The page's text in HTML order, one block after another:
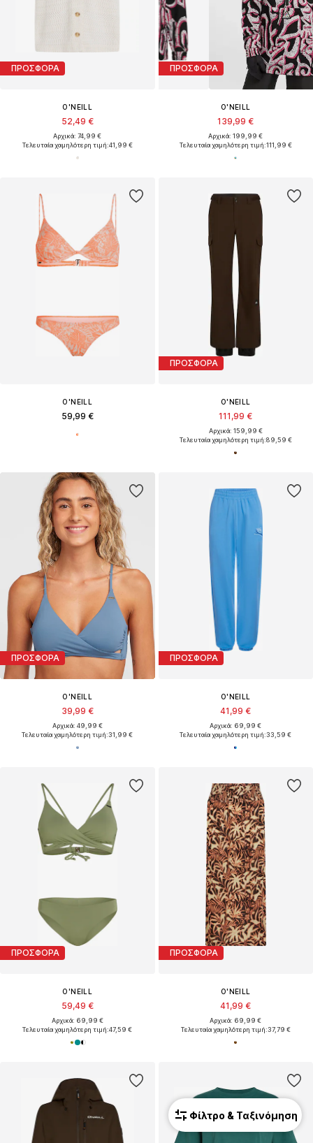
ΠΡΟΣΦΟΡΑ
O'NEILL
52,49 €
Αρχικά: 74,99 €
Τελευταία χαμηλότερη τιμή:41,99 €
ΠΡΟΣΦΟΡΑ
O'NEILL
139,99 €
Αρχικά: 199,99 €
Τελευταία χαμηλότερη τιμή:111,99 €
O'NEILL
59,99 €
ΠΡΟΣΦΟΡΑ
O'NEILL
111,99 €
Αρχικά: 159,99 €
Τελευταία χαμηλότερη τιμή:89,59 €
ΠΡΟΣΦΟΡΑ
O'NEILL
39,99 €
Αρχικά: 49,99 €
Τελευταία χαμηλότερη τιμή:31,99 €
ΠΡΟΣΦΟΡΑ
O'NEILL
41,99 €
Αρχικά: 69,99 €
Τελευταία χαμηλότερη τιμή:33,59 €
ΠΡΟΣΦΟΡΑ
O'NEILL
59,49 €
Αρχικά: 69,99 €
Τελευταία χαμηλότερη τιμή:47,59 €
ΠΡΟΣΦΟΡΑ
O'NEILL
41,99 €
Αρχικά: 69,99 €
Τελευταία χαμηλότερη τιμή:37,79 €
Φίλτρο & Ταξινόμηση